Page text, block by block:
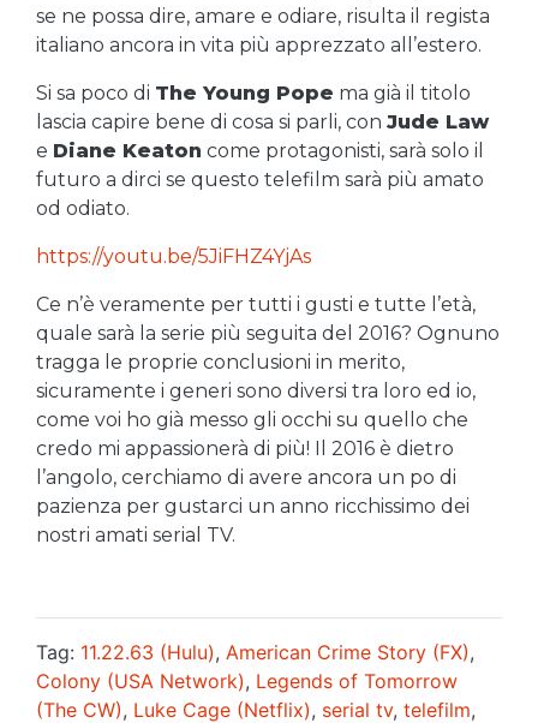
se ne possa dire, amare e odiare, risulta il regista
italiano ancora in vita più apprezzato all’estero.
Si sa poco di The Young Pope ma già il titolo
lascia capire bene di cosa si parli, con Jude Law
e Diane Keaton come protagonisti, sarà solo il
futuro a dirci se questo telefilm sarà più amato
od odiato.
https://youtu.be/5JiFHZ4YjAs
Ce n’è veramente per tutti i gusti e tutte l’età,
quale sarà la serie più seguita del 2016? Ognuno
tragga le proprie conclusioni in merito,
sicuramente i generi sono diversi tra loro ed io,
come voi ho già messo gli occhi su quello che
credo mi appassionerà di più! Il 2016 è dietro
l’angolo, cerchiamo di avere ancora un po di
pazienza per gustarci un anno ricchissimo dei
nostri amati serial TV.
Tag: 11.22.63 (Hulu), American Crime Story (FX),
Colony (USA Network), Legends of Tomorrow
(The CW), Luke Cage (Netflix), serial tv, telefilm,